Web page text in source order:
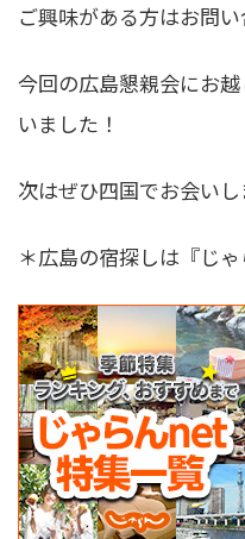
ご興味がある方はお問い
今回の広島懇親会にお
いました！
次はぜひ四国でお会い
＊広島の宿探しは『じ